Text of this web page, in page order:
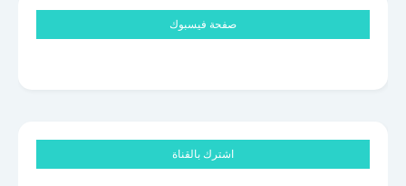
صفحة فيسبوك
اشترك بالقناة